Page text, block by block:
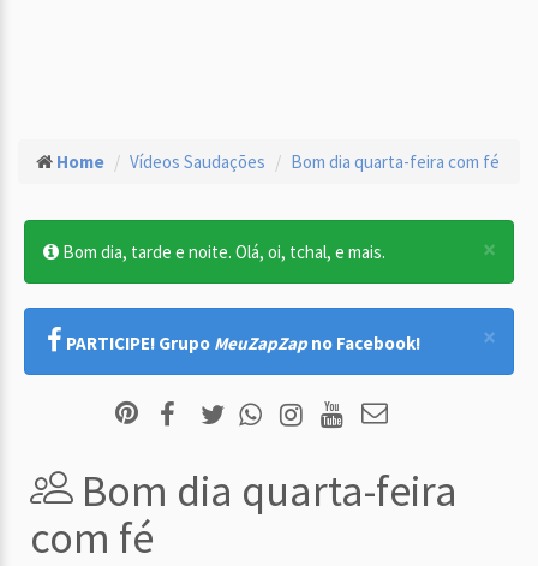
Home Vídeos Saudações Bom dia quarta-feira com fé
×
Bom dia, tarde e noite. Olá, oi, tchal, e mais.
×
PARTICIPE! Grupo MeuZapZap no Facebook!
Bom dia quarta-feira
com fé